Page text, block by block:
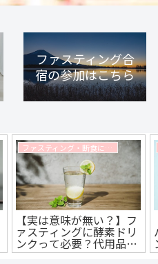
ファスティング合
宿の参加はこちら
ファスティング・断食に関するコラム
【実は意味が無い？】フ
ァスティングに酵素ドリ
ンクって必要？代用品は
ある？ファスティング講